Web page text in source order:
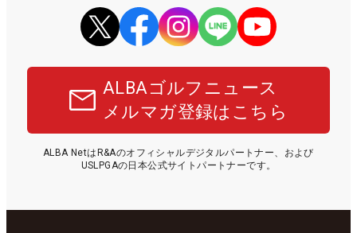
ALBAゴルフニュース
メルマガ登録はこちら
ALBA NetはR&Aのオフィシャルデジタルパートナー、および
USLPGAの日本公式サイトパートナーです。